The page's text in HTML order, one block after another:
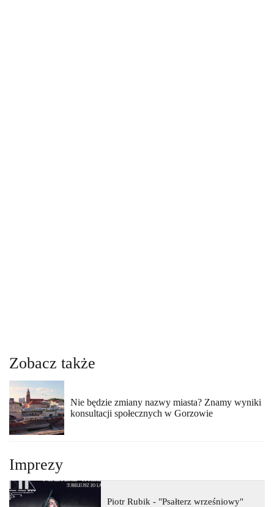
Zobacz także
Nie będzie zmiany nazwy miasta? Znamy wyniki
konsultacji społecznych w Gorzowie
Imprezy
Piotr Rubik - "Psałterz wrześniowy"